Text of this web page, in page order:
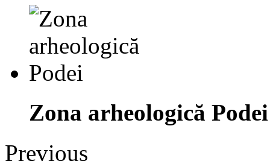
Zona arheologică Podei
Previous